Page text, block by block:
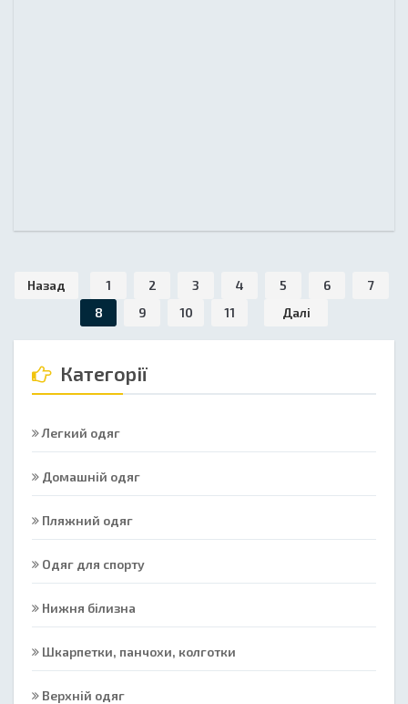
Назад 1 2 3 4 5 6
7
8
9 10 11 Далі
Категорії
Легкий одяг
Домашній одяг
Пляжний одяг
Одяг для спорту
Нижня білизна
Шкарпетки, панчохи, колготки
Верхній одяг